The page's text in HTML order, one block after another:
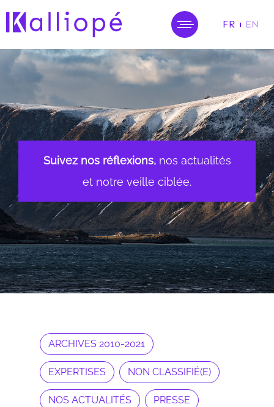
FR EN
Suivez nos réflexions, nos actualités
et notre veille ciblée.
ARCHIVES 2010-2021
EXPERTISES NON CLASSIFIÉ(E)
NOS ACTUALITÉS PRESSE